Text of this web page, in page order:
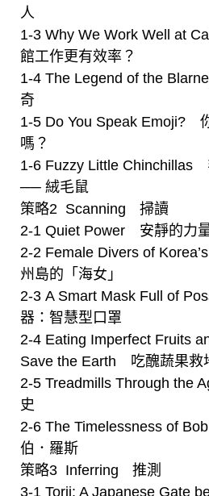
人
1-3 Why We Work Well at
館工作更有效率？
1-4 The Legend of the
奇
1-5 Do You Speak Emoji?
嗎？
1-6 Fuzzy Little Chinchillas
── 絨毛鼠
策略2 Scanningﾠ掃讀
2-1 Quiet Power 安靜的力
2-2 Female Divers of
州島的「海女」
2-3 A Smart Mask Full of
器：智慧型口罩
2-4 Eating Imperfect Fruits
Save the Earth 吃醜蔬果救
2-5 Treadmills Through the
史
2-6 The Timelessness of
伯．羅斯
策略3 Inferringﾠ推測
3-1 Torii: A Japanese Gate